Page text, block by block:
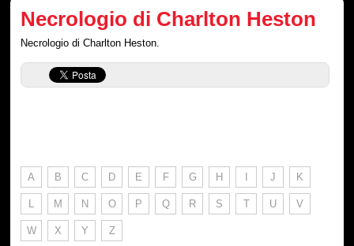
Necrologio di Charlton Heston
Necrologio di Charlton Heston.
A B C D E F G H I J K
L M N O P Q R S T U V
W X Y Z